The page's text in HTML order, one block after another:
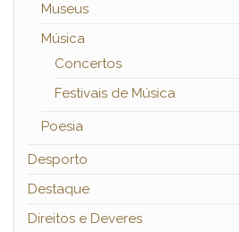
Museus
Música
Concertos
Festivais de Música
Poesia
Desporto
Destaque
Direitos e Deveres